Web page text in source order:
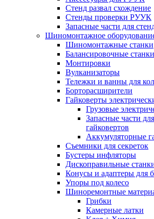
Стенд развал схождение
Стенды проверки РУУК
Запасные части для
Шиномонтажное
Шиномонтажные станки
Балансировочные станки
Монтировки
Вулканизаторы
Тележки и ванны для
Борторасширители
Гайковерты
Грузовые
Запасные части
гайковертов
Аккумуляторные
Съемники для секреток
Бустеры инфляторы
Дископравильные
Конусы и адаптеры для
Упоры под колесо
Шиноремонтные
Грибки
Камерные латки